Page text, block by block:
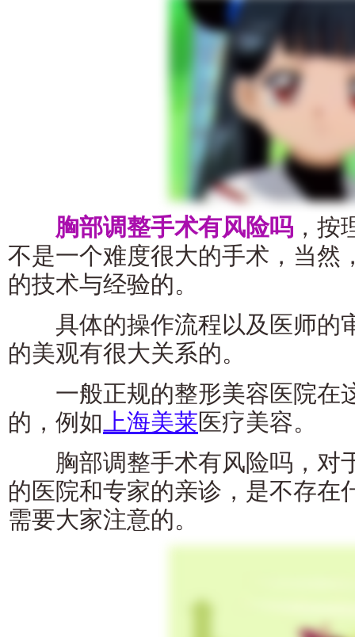
胸部调整手术有风险吗 ，
不是一个难度很大的手术，当然
的技术与经验的。
具体的操作流程以及医师的
的美观有很大关系的。
一般正规的整形美容医院在
的，例如 上海美莱医疗美容。
胸部调整手术有风险吗，对
的医院和专家的亲诊，是不存在
需要大家注意的。